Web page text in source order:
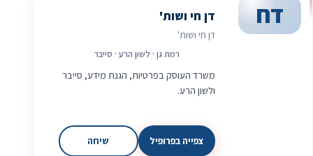
דח דן חי ושות'
דן חי ושות'
רמת גן · לשון הרע · סייבר
משרד העוסק בפרטיות, הגנת מידע, סייבר
ולשון הרע.
צפייה בפרופיל שיחה